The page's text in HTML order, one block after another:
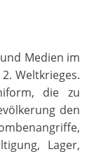
Medien im
Weltkrieges.
die zu
den
Lager,